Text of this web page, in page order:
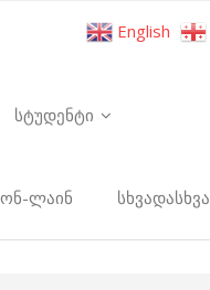
სტუდენტი
ლაინ სხვადასხვა
English